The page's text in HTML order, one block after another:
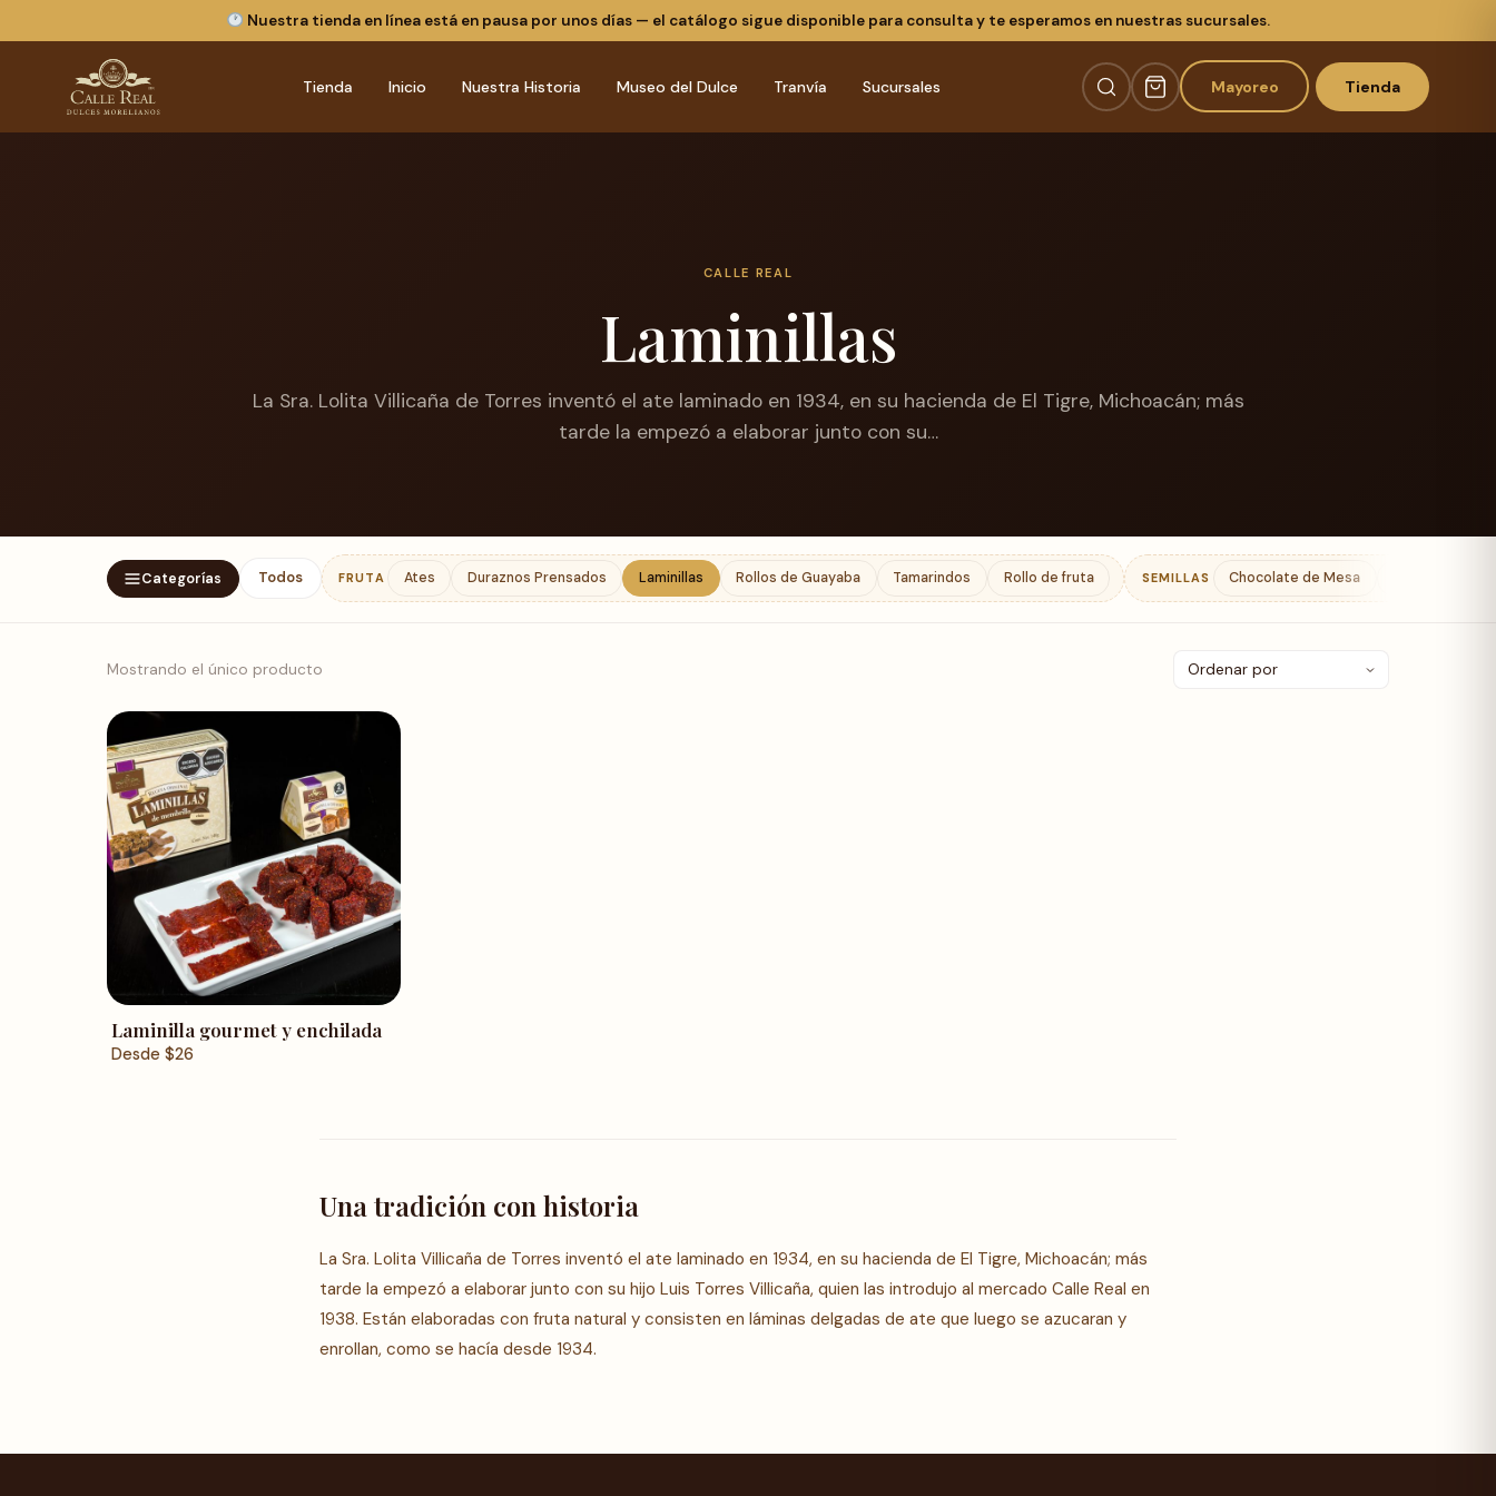
Nuestra tienda en línea está en pausa por unos días — el catálogo sigue disponible para consulta y te esperamos en nuestras sucursales.
Tienda Inicio Nuestra Historia Museo del Dulce Tranvía Sucursales Mayoreo Tienda
CALLE REAL
Laminillas
La Sra. Lolita Villicaña de Torres inventó el ate laminado en 1934, en su hacienda de El Tigre, Michoacán; más
tarde la empezó a elaborar junto con su…
Categorías Todos FRUTA Ates Duraznos Prensados Laminillas Rollos de Guayaba Tamarindos Rollo de fruta SEMILLAS Chocolate de Mesa
Mostrando el único producto
Laminilla gourmet y enchilada
Desde $26
Una tradición con historia
La Sra. Lolita Villicaña de Torres inventó el ate laminado en 1934, en su hacienda de El Tigre, Michoacán; más
tarde la empezó a elaborar junto con su hijo Luis Torres Villicaña, quien las introdujo al mercado Calle Real en
1938. Están elaboradas con fruta natural y consisten en láminas delgadas de ate que luego se azucaran y
enrollan, como se hacía desde 1934.